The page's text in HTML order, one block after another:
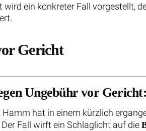
ein konkreter Fall vorgestellt,
Gericht
Ungebühr vor
hat in einem kürzlich
Fall wirft ein Schlaglicht auf die